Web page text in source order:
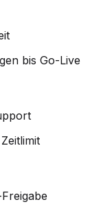
bis Go-Live